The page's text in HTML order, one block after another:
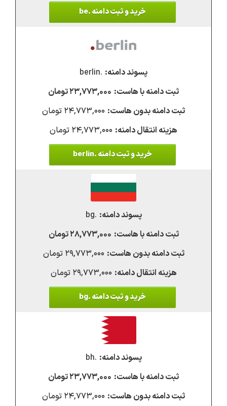
خرید و ثبت دامنه .be
.berlin
۲۳,۷۷۳,۰۰۰ تومان
۲۴,۷۷۳,۰۰۰ تومان
۲۴,۷۷۳,۰۰۰ تومان
خرید و ثبت دامنه .berlin
.bg
۲۸,۷۷۳,۰۰۰ تومان
۲۹,۷۷۳,۰۰۰ تومان
۲۹,۷۷۳,۰۰۰ تومان
خرید و ثبت دامنه .bg
.bh
۲۳,۷۷۳,۰۰۰ تومان
۲۴,۷۷۳,۰۰۰ تومان